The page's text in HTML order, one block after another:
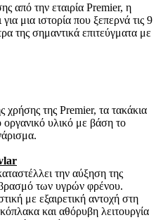
από την εταιρία Premier, η
μια ιστορία που ξεπερνά τις 9
της σημαντικά επιτεύγματα με
χρήσης της Premier, τα τακάκια
οργανικό υλικό με βάση το
την αύξηση της
των υγρών φρένου.
με εξαιρετική αντοχή στη
και αθόρυβη λειτουργία